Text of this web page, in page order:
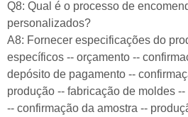
Q8: Qual é o processo de
personalizados?
A8: Fornecer especificações do
específicos -- orçamento --
depósito de pagamento --
produção -- fabricação de moldes
-- confirmação da amostra --